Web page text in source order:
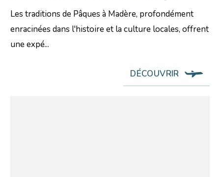
Les traditions de Pâques à Madère, profondément
enracinées dans l'histoire et la culture locales, offrent
une expé...
DÉCOUVRIR